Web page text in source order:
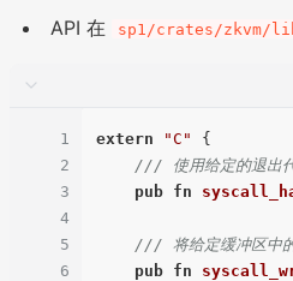
API 在 sp1/crates/
1
2
3
4
5
6
extern "C"
{
/// 使用给定的退出代
pub fn
/// 将给定缓冲区中的
pub fn